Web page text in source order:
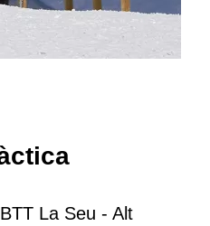
un extrem de l'Espai
de l'Alt Segre
. De
de l'
La Seu - Alt